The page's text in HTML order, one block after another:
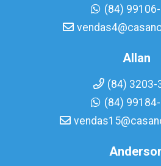
(84)
Allan
(84) 3203-
(84)